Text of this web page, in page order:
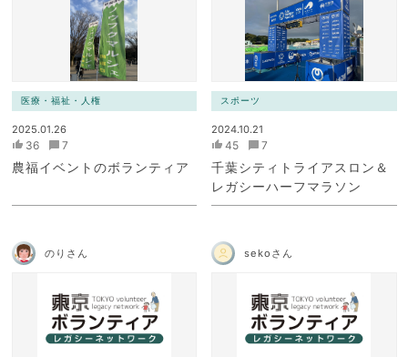
医療・福祉・人権
2025.01.26
36 7
農福イベントのボランティア
スポーツ
2024.10.21
45 7
千葉シティトライアスロン＆
レガシーハーフマラソン
のりさん sekoさん